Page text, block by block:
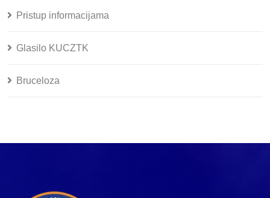
Pristup informacijama
Glasilo KUCZTK
Bruceloza